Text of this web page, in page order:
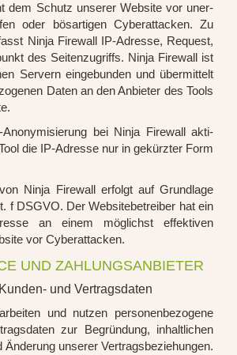
dem Schutz unse­rer Web­site vor uner­
oder bös­ar­ti­gen Cyber­at­ta­cken. Zu
Nin­ja Fire­wall IP-Adres­se, Request,
des Sei­ten­zu­griffs. Nin­ja Fire­wall ist
Ser­vern ein­ge­bun­den und über­mit­telt
Daten an den Anbie­ter des Tools
bei Nin­ja Fire­wall akti­
die IP-Adres­se nur in gekürz­ter Form
Nin­ja Fire­wall erfolgt auf Grund­la­ge
f DSGVO. Der Web­site­be­trei­ber hat ein
an einem mög­lichst effek­ti­ven
vor Cyber­at­ta­cken.
UND ZAHLUNGS­ANBIETER
und Vertragsdaten
und nut­zen per­so­nen­be­zo­ge­ne
zur Begrün­dung, inhalt­li­chen
Ände­rung unse­rer Ver­trags­be­zie­hun­gen.